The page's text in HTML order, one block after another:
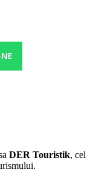
DER Touristik, cel